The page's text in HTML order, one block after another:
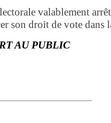
valablement
son droit de vote dans
AU PUBLIC